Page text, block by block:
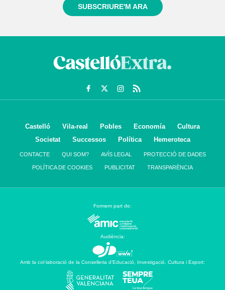
SUBSCRIURE'M ARA
Castelló Vila-real Pobles Economía
Cultura
Societat
Successos Política Hemeroteca
CONTACTE QUI SOM? AVÍS LEGAL PROTECCIÓ DE DADES
POLÍTICA DE COOKIES PUBLICITAT TRANSPARÈNCIA
Formem part de:
Audiència:
Amb la col·laboració de la Conselleria d’Educació, Investigació, Cultura i Esport: